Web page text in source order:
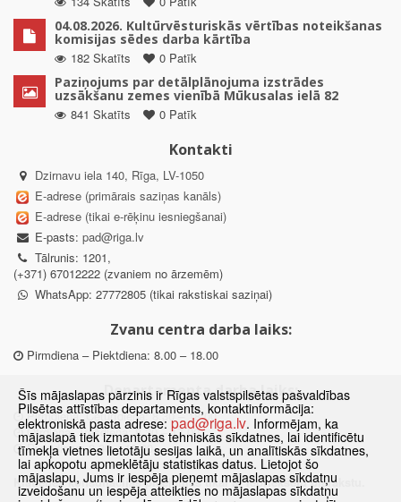
04.08.2026. Kultūrvēsturiskās vērtības noteikšanas
komisijas sēdes darba kārtība
182 Skatīts
0 Patīk
Paziņojums par detālplānojuma izstrādes
uzsākšanu zemes vienībā Mūkusalas ielā 82
841 Skatīts
0 Patīk
Kontakti
Dzirnavu iela 140, Rīga, LV-1050
E-adrese (primārais saziņas kanāls)
E-adrese (tikai e-rēķinu iesniegšanai)
E-pasts: pad@riga.lv
Tālrunis: 1201,
(+371) 67012222 (zvaniem no ārzemēm)
WhatsApp: 27772805 (tikai rakstiskai saziņai)
Zvanu centra darba laiks:
Pirmdiena – Piektdiena: 8.00 – 18.00
Departamenta darba laiks:
Pirmdiena, Ceturtdiena: 8.30 – 18.00
Otrdiena, Trešdiena: 8.30 – 17.00
Piektdiena: 8.30 – 15.00
Klātienes konsultācijas pieejamas tikai ar iepriekšēju pierakstu.
Šīs mājaslapas pārzinis ir Rīgas valstspilsētas pašvaldības
Pilsētas attīstības departaments, kontaktinformācija:
elektroniskā pasta adrese: pad@riga.lv. Informējam, ka
mājaslapā tiek izmantotas tehniskās sīkdatnes, lai identificētu
tīmekļa vietnes lietotāju sesijas laikā, un analītiskās sīkdatnes,
lai apkopotu apmeklētāju statistikas datus. Lietojot šo
mājaslapu, Jums ir iespēja pieņemt mājaslapas sīkdatņu
izveidošanu un iespēja atteikties no mājaslapas sīkdatņu